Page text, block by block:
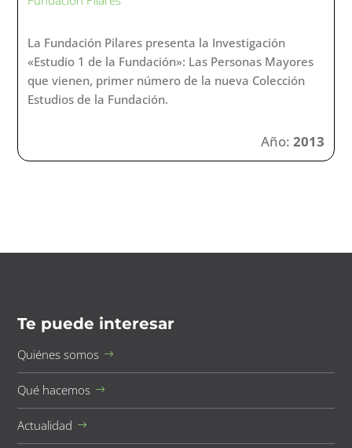
La Fundación Pilares presenta la Investigación
«Estudio 1 de la Fundación»: Las Personas Mayores
que vienen, primer número de la nueva Colección
Estudios de la Fundación.
Año: 2013
Te puede interesar
Quiénes somos
Qué hacemos
Actualidad